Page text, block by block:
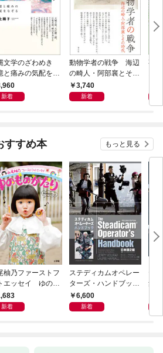
文学のざわめき
と痛みの気配をな
新着
動物学者の戦争 海辺
の畸人・阿部襄とその
時代3,740
新着
事
すすめ本 もっと見る
柚乃ファーストフ
エッセイ ゆのも
たり
新着
ステディカムオペレー
ターズ・ハンドブック
日本語版 電子版 第２
版
6,600
新着
集
ウ
【